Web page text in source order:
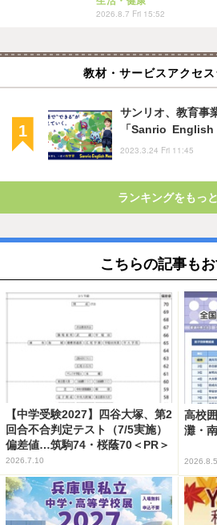
2026.8.7 Fri 15:52
教材・サービスアクセ
サンリオ、教育事
「Sanrio
2023.3.24 Fri 11:45
ランキングをもっ
こちらの記事も
【中学受験2027】四谷大塚、第2
回合不合判定テスト（7/5実施）
偏差値…筑駒74・桜蔭70＜PR＞
2026.7.10
高校
灘・
2026.8.5